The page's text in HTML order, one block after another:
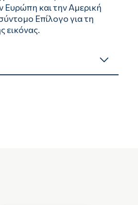
Ευρώπη και την Αμερική
Επίλογο για τη
εικόνας.